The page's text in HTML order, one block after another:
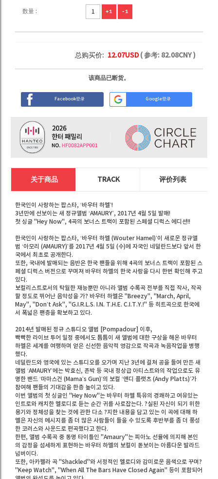
数量 : +1 -1
总购买价: 12.07USD( 参考: 82.08CNY )
该商品已断货。
Facebook登录 Google登录
关于商品 TRACK 评价列表
한국인이 사랑하는 팝스타, ‘바우터 하멜’!
3년만에 선보이는 새 정규앨범 ‘AMAURY’, 2017년 4월 5일 발매!
첫 싱글 "Hey Now", 4곡의 보너스 트랙이 포함된 스페셜 디럭스 에디션!!
한국인이 사랑하는 팝스타, ‘바우터 하멜 (Wouter Hamel)’이 새로운 정규앨
범 ‘아모리 (AMAURY)’를 2017년 4월 5일 (수)에 자국인 네덜란드보다 앞서 한
국에서 최초로 공개한다.
또한, 국내에 발매되는 음반은 한국 팬들을 위해 4곡의 보너스 트랙이 포함된 스
페셜 디럭스 버전으로 꾸며져 바우터 하멜의 한국 사랑을 다시 한번 확인해 주고
있다.
보컬리스트로서의 탁월한 재능뿐만 아니라 앨범 수록곡 전부를 직접 작사, 작곡
할 정도로 뛰어난 음악성을 가? 바우터 하멜은 "Breezy", "March, April,
May", "Don’t Ask", "G.I.R.L.S. I.N. T.H.E. C.I.T.Y.!" 등 히트곡으로 한국에
서 폭넓은 팬층을 확보하고 있다.
2014년 발매된 정규 스튜디오 앨범 [Pompadour] 이후,
빡빡한 라이브 투어 일정 중에서도 틈틈이 새 앨범에 대한 구상을 해온 바우터
하멜은 세계를 여행하며 얻은 신선한 음악적 영감으로 작곡과 녹음작업을 병행
했다.
네덜란드와 영국에 있는 스튜디오를 오가며 지난 3년에 걸쳐 공을 들여 만든 새
앨범 ‘AMAURY’에는 박효신, 존박 등 국내 정상급 아티스트와의 작업으로도 유
명한 밴드 ‘마마스건 (Mama’s Gun)’의 보컬 ‘앤디 플랫츠 (Andy Platts)’가
참여해 팬들의 기대감을 한층 높이고 있다.
이번 앨범의 첫 싱글인 "Hey Now"는 바우터 하멜 특유의 경쾌하고 여유있는
인트로와 캐치한 멜로디로 듣는 순간 귀를 사로잡는다. ?실된 자신이 되기 위한
용기와 정체성을 찾는 것에 관한 다소 ?지한 내용을 담고 있는 이 곡에 대해 하
멜은 자신의 메시지를 좀 더 많은 사람들이 들을 수 있도록 후반부를 좀 더 풍성
한 코러스와 사운드로 편곡했다고 한다.
한편, 앨범 수록곡 중 동명 타이틀인 "Amaury"는 피아노 선율에 의지해 본인
의 감정을 섬세하게 표현하는 바우터 하멜의 보컬이 돋보이는 아름다운 발라드
넘버이다.
또한, 아카펠라 곡 "Shackled"와 서정적인 멜로디와 감미로운 음색으로 꾸며?
"Keep Watch", "When All The Bars Have Closed Again" 등이 포함되어